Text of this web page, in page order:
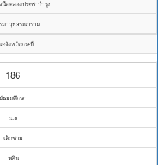
นือคลองประชาบำรุง
มาวุธสรณาราม
จังหวัดกระบี่
186
มัธยมศึกษา
ม.๑
เด็กชาย
พศิน